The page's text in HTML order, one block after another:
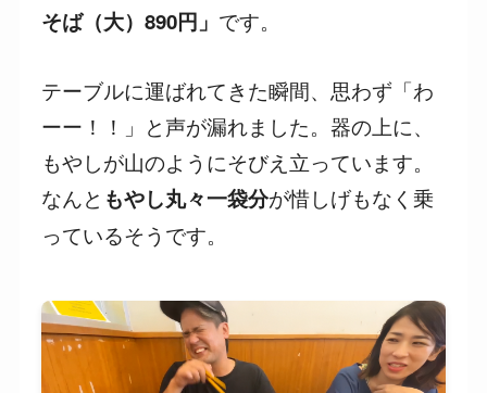
そば（大）890円」 です。
テーブルに運ばれてきた瞬間、思わず「わ
ーー！！」と声が漏れました。器の上に、
もやしが山のようにそびえ立っています。
なんと もやし丸々一袋分が惜しげもなく乗
っているそうです。